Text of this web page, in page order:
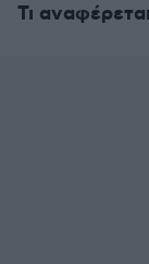
Τι